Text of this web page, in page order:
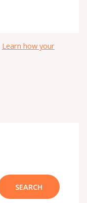
Learn how your